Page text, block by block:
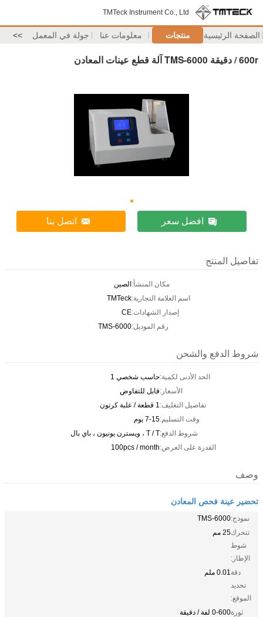
TMTeck Instrument Co., Ltd
الصفحة الرئيسية منتجات معلومات عنا جولة في المعمل >>
600r / دقيقة TMS-6000 آلة قطع عينات المعادن
افضل سعر اتصل بنا
تفاصيل المنتج
مكان المنشأ:الصين
اسم العلامة التجارية:TMTeck
إصدار الشهادات:CE
رقم الموديل:TMS-6000
شروط الدفع والشحن
الحد الأدنى لكمية:حاسب شخصي 1
الأسعار:قابل للتفاوض
تفاصيل التغليف:1 قطعة / علبة كرتون
وقت التسليم:7-15 يوم
شروط الدفع:T / T ، ويسترن يونيون ، باي بال
القدرة على العرض:100pcs / month
وصف
تحضير عينة فحص المعادن
نموذج:TMS-6000
تتحرك
شوط
الإطار:
25 مم
دقة
تحديد
الموقع:
0.01 ملم
ثورة0-600 لفة / دقيقة